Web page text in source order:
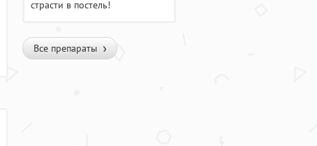
страсти в постель!
Все препараты